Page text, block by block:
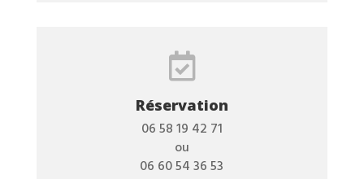

Réservation
06 58 19 42 71
ou
06 60 54 36 53